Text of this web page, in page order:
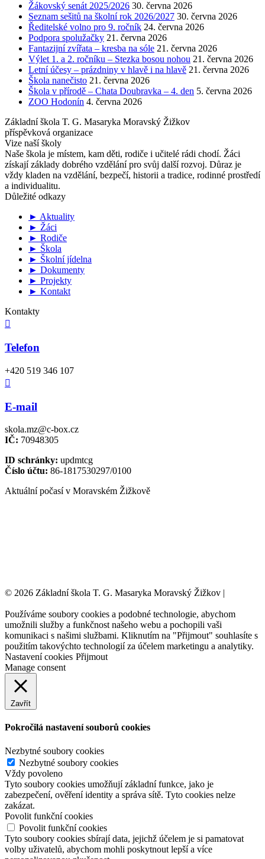
Žákovský senát 2025/2026 30. června 2026
Seznam sešitů na školní rok 2026/2027 30. června 2026
Ředitelské volno pro 9. ročník 24. června 2026
Podpora spolužačky 21. června 2026
Fantazijní zvířata – kresba na sóle 21. června 2026
Výlet 1. a 2. ročníku – Stezka bosou nohou 21. června 2026
Letní účesy – prázdniny v hlavě i na hlavě 21. června 2026
Škola nanečisto 21. června 2026
Škola v přírodě – Chata Doubravka – 4. den 5. června 2026
ZOO Hodonín 4. června 2026
Základní škola T. G. Masaryka Moravský Žižkov
příspěvková organizace
Vize naší školy
Naše škola je místem, kam děti, rodiče i učitelé rádi chodí. Žáci
získají základy dobrého vzdělání pro svůj další rozvoj. Důraz je
vždy kladen na vzdělání, bezpečí, historii a tradice, rodinné prostředí
a individualitu.
Důležité odkazy
► Aktuality
► Žáci
► Rodiče
► Škola
► Školní jídelna
► Dokumenty
► Projekty
► Kontakt
Kontakty

Telefon
+420 519 346 107

E-mail
skola.mz@c-box.cz
IČ: 70948305
ID schránky: updmtcg
Číslo účtu: 86-1817530297/0100
Aktuální počasí v Moravském Žižkově
© 2026 Základní škola T. G. Masaryka Moravský Žižkov |
Používáme soubory cookies a podobné technologie, abychom
umožnili služby a funkčnost našeho webu a pochopili vaši
komunikaci s našimi službami. Kliknutím na "Přijmout" souhlasíte s
použitím takovýchto technologií za účelem marketingu a analytiky.
Nastavení cookies Přijmout
Manage consent
Zavřít
Pokročilá nastavení souborů cookies
Nezbytné soubory cookies
Nezbytné soubory cookies
Vždy povoleno
Tyto soubory cookies umožňují základní funkce, jako je
zabezpečení, ověření identity a správa sítě. Tyto cookies nelze
zakázat.
Povolit funkční cookies
Povolit funkční cookies
Tyto soubory cookies sbírají data, jejichž účelem je si pamatovat
volby uživatelů, abychom mohli poskytnout lepší a více